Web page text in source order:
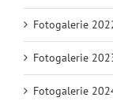
Fotogalerie
Fotogalerie
Fotogalerie